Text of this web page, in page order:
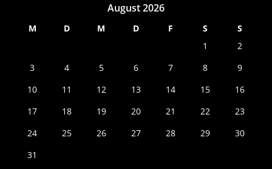
August 2026
M D M D F S
S
1
2
3
4 5 6 7 8
9
10
11 12 13 14 15
16
17
18 19 20 21 22
23
24
25 26 27 28 29
30
31